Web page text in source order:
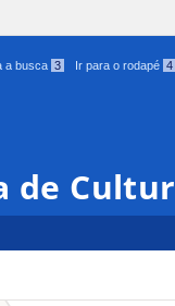
a busca 3 Ir para o rodapé 4
de